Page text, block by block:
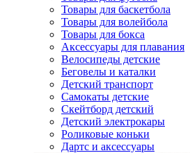
Товары для баскетбола
Товары для волейбола
Товары для бокса
Аксессуары для плавания
Велосипеды детские
Беговелы и каталки
Детский транспорт
Самокаты детские
Скейтборд детский
Детский электрокары
Роликовые коньки
Дартс и аксессуары